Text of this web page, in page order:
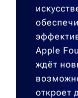
Apple
ждёт
откроет